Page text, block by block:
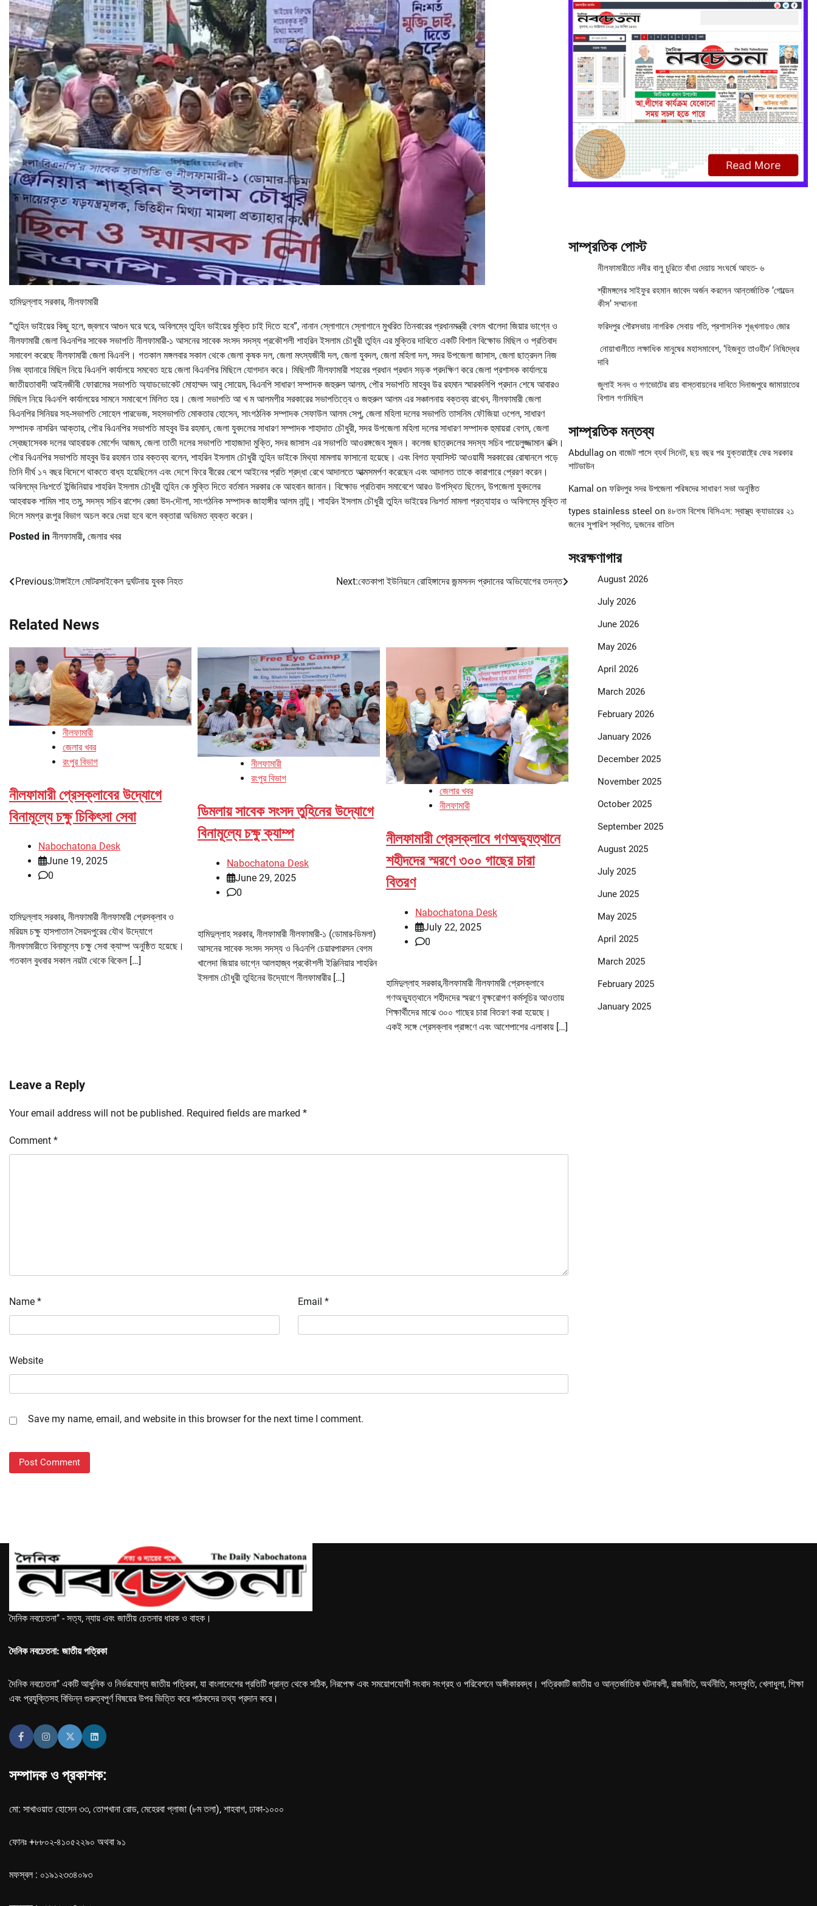
হামিদুল্লাহ সরকার, নীলফামারী
“তুহিন ভাইয়ের কিছু হলে, জ্বলবে আগুন ঘরে ঘরে, অবিলম্বে তুহিন ভাইয়ের মুক্তি চাই দিতে হবে”, নানান স্লোগানে স্লোগানে মুখরিত তিনবারের প্রধানমন্ত্রী বেগম খালেদা জিয়ার ভাগ্নে ও
নীলফামারী জেলা বিএনপির সাবেক সভাপতি নীলফামারী-১ আসনের সাবেক সংসদ সদস্য প্রকৌশলী শাহরিন ইসলাম চৌধুরী তুহিন এর মুক্তির দাবিতে একটি বিশাল বিক্ষোভ মিছিল ও প্রতিবাদ
সমাবেশ করেছে নীলফামারী জেলা বিএনপি। গতকাল মঙ্গলবার সকাল থেকে জেলা কৃষক দল, জেলা মৎস্যজীবী দল, জেলা যুবদল, জেলা মহিলা দল, সদর উপজেলা জাসাস, জেলা ছাত্রদল নিজ
নিজ ব্যানারে মিছিল নিয়ে বিএনপি কার্যালয়ে সমবেত হয়ে জেলা বিএনপির মিছিলে যোগদান করে। মিছিলটি নীলফামারী শহরের প্রধান প্রধান সড়ক প্রদক্ষিণ করে জেলা প্রশাসক কার্যালয়ে
জাতীয়তাবাদী আইনজীবী ফোরামের সভাপতি অ্যাডভোকেট মোহাম্মদ আবু সোয়েম, বিএনপি সাধারণ সম্পাদক জহুরুল আলম, পৌর সভাপতি মাহবুব উর রহমান স্মারকলিপি প্রদান শেষে আবারও
মিছিল নিয়ে বিএনপি কার্যালয়ের সামনে সমাবেশে মিলিত হয়। জেলা সভাপতি আ খ ম আলমগীর সরকারের সভাপতিত্বে ও জহুরুল আলম এর সঞ্চালনায় বক্তব্য রাখেন, নীলফামারী জেলা
বিএনপির সিনিয়র সহ-সভাপতি সোহেল পারভেজ, সহসভাপতি মোকতার হোসেন, সাংগঠনিক সম্পাদক সেফাউল আলম সেপু, জেলা মহিলা দলের সভাপতি তাসনিম ফৌজিয়া ওপেল, সাধারণ
সম্পাদক নাসরিন আক্তার, পৌর বিএনপির সভাপতি মাহবুব উর রহমান, জেলা যুবদলের সাধারণ সম্পাদক শাহাদাত চৌধুরী, সদর উপজেলা মহিলা দলের সাধারণ সম্পাদক হুমায়রা বেগম, জেলা
স্বেচ্ছাসেবক দলের আহবায়ক মোর্শেদ আজম, জেলা তাতী দলের সভাপতি শাহাজাদা মুক্তি, সদর জাসাস এর সভাপতি আওরঙ্গজেব সুজন। কলেজ ছাত্রদলের সদস্য সচিব পায়েলুজ্জামান রক্সি।
পৌর বিএনপির সভাপতি মাহবুব উর রহমান তার বক্তব্য বলেন, শাহরিন ইসলাম চৌধুরী তুহিন ভাইকে মিথ্যা মামলায় ফাসানো হয়েছে। এবং বিগত ফ্যাসিস্ট আওয়ামী সরকারের রোষানলে পড়ে
তিনি দীর্ঘ ১৭ বছর বিদেশে থাকতে বাধ্য হয়েছিলেন এবং দেশে ফিরে বীরের বেশে আইনের প্রতি শ্রদ্ধা রেখে আদালতে আত্মসমর্পণ করেছেন এবং আদালত তাকে কারাগারে প্রেরণ করেন।
অবিলম্বে নিঃশর্তে ইন্জিনিয়ার শাহরিন ইসলাম চৌধুরী তুহিন কে মুক্তি দিতে বর্তমান সরকার কে আহবান জানান। বিক্ষোভ প্রতিবাদ সমাবেশে আরও উপস্থিত ছিলেন, উপজেলা যুবদলের
আহবায়ক শামিম শাহ তমু, সদস্য সচিব রাশেদ রেজা উদ-দৌলা, সাংগঠনিক সম্পাদক জাহাঙ্গীর আলম নান্টু। শাহরিন ইসলাম চৌধুরী তুহিন ভাইয়ের নিঃশর্ত মামলা প্রত্যাহার ও অবিলম্বে মুক্তি না
দিলে সমগ্র রংপুর বিভাগ অচল করে দেয়া হবে বলে বক্তারা অভিমত ব্যক্ত করেন।
Posted in নীলফামারী, জেলার খবর
Post
Previous:টাঙ্গাইলে মোটরসাইকেল দুর্ঘটনায় যুবক নিহত Next:বেতকাপা ইউনিয়নে রোহিঙ্গাদের জন্মসনদ প্রদানের অভিযোগের তদন্ত
Related News
নীলফামারী
জেলার খবর
রংপুর বিভাগ
নীলফামারী প্রেসক্লাবের উদ্যোগে
বিনামূল্যে চক্ষু চিকিৎসা সেবা
Nabochatona Desk
June 19, 2025
0
হামিদুল্লাহ সরকার, নীলফামারী নীলফামারী প্রেসক্লাব ও
মরিয়ম চক্ষু হাসপাতাল সৈয়দপুরের যৌথ উদ্যোগে
নীলফামারীতে বিনামূল্যে চক্ষু সেবা ক্যাম্প অনুষ্ঠিত হয়েছে।
গতকাল বুধবার সকাল নয়টা থেকে বিকেল […]
নীলফামারী
রংপুর বিভাগ
ডিমলায় সাবেক সংসদ তুহিনের উদ্যোগে
বিনামূল্যে চক্ষু ক্যাম্প
Nabochatona Desk
June 29, 2025
0
হামিদুল্লাহ সরকার, নীলফামারী নীলফামারী-১ (ডোমার-ডিমলা)
আসনের সাবেক সংসদ সদস্য ও বিএনপি চেয়ারপারসন বেগম
খালেদা জিয়ার ভাগ্নে আলহাজ্ব প্রকৌশলী ইঞ্জিনিয়ার শাহরিন
ইসলাম চৌধুরী তুহিনের উদ্যোগে নীলফামারীর […]
জেলার খবর
নীলফামারী
নীলফামারী প্রেসক্লাবে গণঅভ্যুত্থানে
শহীদদের স্মরণে ৩০০ গাছের চারা
বিতরণ
Nabochatona Desk
July 22, 2025
0
হামিদুল্লাহ সরকার,নীলফামারী নীলফামারী প্রেসক্লাবে
গণঅভ্যুত্থানে শহীদদের স্মরণে বৃক্ষরোপণ কর্মসূচির আওতায়
শিক্ষার্থীদের মাঝে ৩০০ গাছের চারা বিতরণ করা হয়েছে।
একই সঙ্গে প্রেসক্লাব প্রাঙ্গণে এবং আশেপাশের এলাকায় […]
Leave a Reply
Your email address will not be published. Required fields are marked *
Comment *
Name * Email *
Website
Save my name, email, and website in this browser for the next time I comment.
সাম্প্রতিক পোস্ট
নীলফামারীতে নদীর বালু চুরিতে বাঁধা দেয়ায় সংঘর্ষে আহত- ৬
শ্রীমঙ্গলের সাইফুর রহমান জাবেদ অর্জন করলেন আন্তর্জাতিক ‘গোল্ডেন
কীস’ সম্মাননা
ফরিদপুর পৌরসভায় নাগরিক সেবায় গতি, প্রশাসনিক শৃঙ্খলায়ও জোর
নোয়াখালীতে লক্ষাধিক মানুষের মহাসমাবেশ, ‘হিজবুত তাওহীদ’ নিষিদ্ধের
দাবি
জুলাই সনদ ও গণভোটের রায় বাস্তবায়নের দাবিতে দিনাজপুরে জামায়াতের
বিশাল গণমিছিল
সাম্প্রতিক মন্তব্য
Abdullagon বাজেট পাসে ব্যর্থ সিনেট, ছয় বছর পর যুক্তরাষ্ট্রে ফের সরকার
শাটডাউন
Kamal on ফরিদপুর সদর উপজেলা পরিষদের সাধারণ সভা অনুষ্ঠিত
types stainless steel on ৪৮তম বিশেষ বিসিএস: স্বাস্থ্য ক্যাডারের ২১
জনের সুপারিশ স্থগিত, দুজনের বাতিল
সংরক্ষণাগার
August 2026
July 2026
June 2026
May 2026
April 2026
March 2026
February 2026
January 2026
December 2025
November 2025
October 2025
September 2025
August 2025
July 2025
June 2025
May 2025
April 2025
March 2025
February 2025
January 2025
দৈনিক নবচেতনা" - সত্য, ন্যায় এবং জাতীয় চেতনার ধারক ও বাহক।
দৈনিক নবচেতনা: জাতীয় পত্রিকা
দৈনিক নবচেতনা" একটি আধুনিক ও নির্ভরযোগ্য জাতীয় পত্রিকা, যা বাংলাদেশের প্রতিটি প্রান্ত থেকে সঠিক, নিরপেক্ষ এবং সময়োপযোগী সংবাদ সংগ্রহ ও পরিবেশনে অঙ্গীকারবদ্ধ। পত্রিকাটি জাতীয় ও আন্তর্জাতিক ঘটনাবলী, রাজনীতি, অর্থনীতি, সংস্কৃতি, খেলাধুলা, শিক্ষা
এবং প্রযুক্তিসহ বিভিন্ন গুরুত্বপূর্ণ বিষয়ের উপর ভিত্তি করে পাঠকদের তথ্য প্রদান করে।
সম্পাদক ও প্রকাশক:
মো: সাখাওয়াত হোসেন ৩৩, তোপখানা রোড, মেহেরবা প্লাজা (৮ম তলা), শাহবাগ, ঢাকা-১০০০
ফোনঃ +৮৮০২-৪১০৫২২৯০ অথবা ৯১
মফস্বল : ০১৯১২৩৩৪০৯৩